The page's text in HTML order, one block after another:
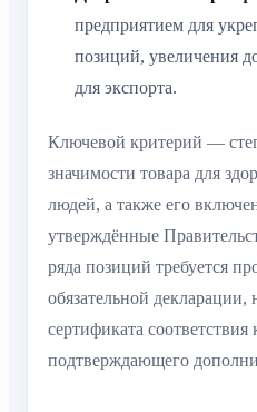
предприятием для
позиций, увеличения
для экспорта.
Ключевой критерий —
значимости товара для
людей, а также его
утверждённые
ряда позиций требуется
обязательной
сертификата соответствия
подтверждающего